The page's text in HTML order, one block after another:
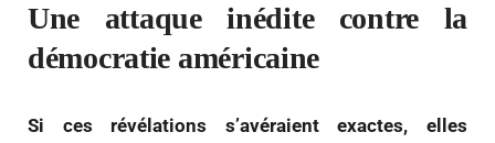
Une attaque inédite contre la
démocratie américaine
Si ces révélations s’avéraient exactes, elles